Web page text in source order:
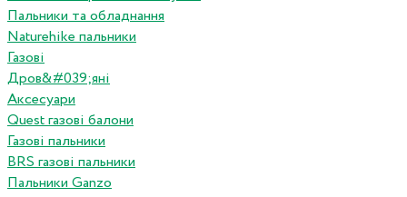
Пальники та обладнання
Naturehike пальники
Газові
Дров&#039;яні
Аксесуари
Quest газові балони
Газові пальники
BRS газові пальники
Пальники Ganzo